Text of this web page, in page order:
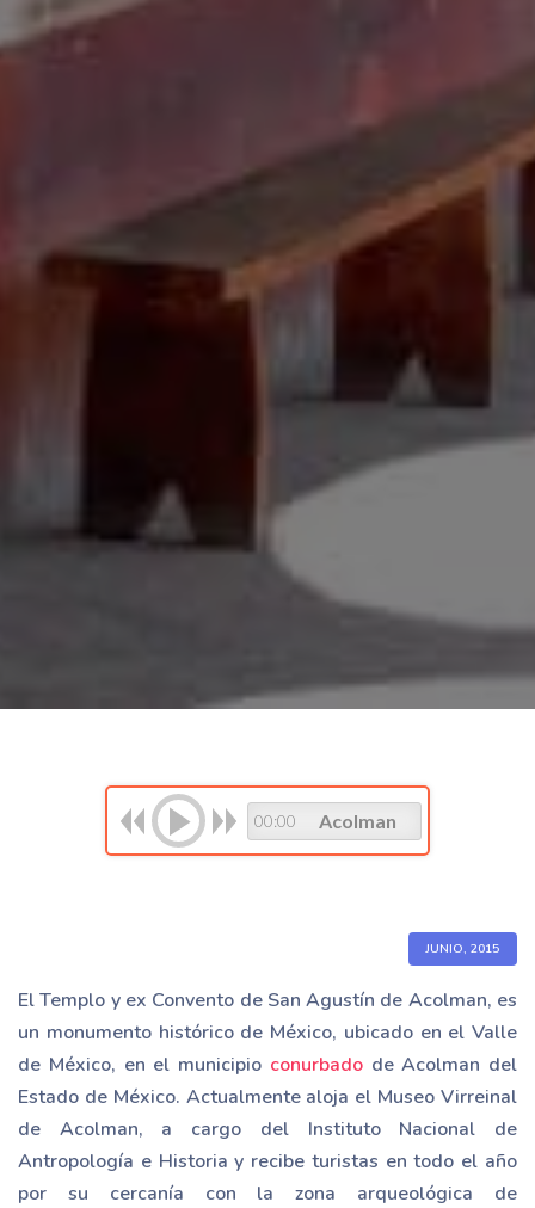
00:00 Acolman
JUNIO, 2015
El Templo y ex Convento de San Agustín de Acolman, es
un monumento histórico de México, ubicado en el Valle
de México, en el municipio conurbadode Acolman del
Estado de México. Actualmente aloja el Museo Virreinal
de Acolman, a cargo del Instituto Nacional de
Antropología e Historia y recibe turistas en todo el año
por su cercanía con la zona arqueológica de